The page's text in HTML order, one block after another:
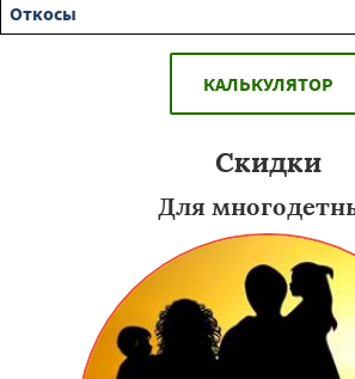
Откосы
КАЛЬКУЛЯТОР
Скидки
Для